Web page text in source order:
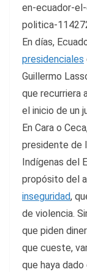
en-ecuador-
politica-
En días,
presidenciales
Guillermo
que recurriera
el inicio de un
En Cara o
presidente de
Indígenas del
propósito del
inseguridad,
de violencia.
que piden
que cueste,
que haya